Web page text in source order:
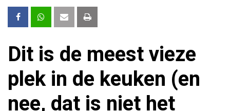
Dit is de meest vieze
plek in de keuken (en
nee, dat is niet het